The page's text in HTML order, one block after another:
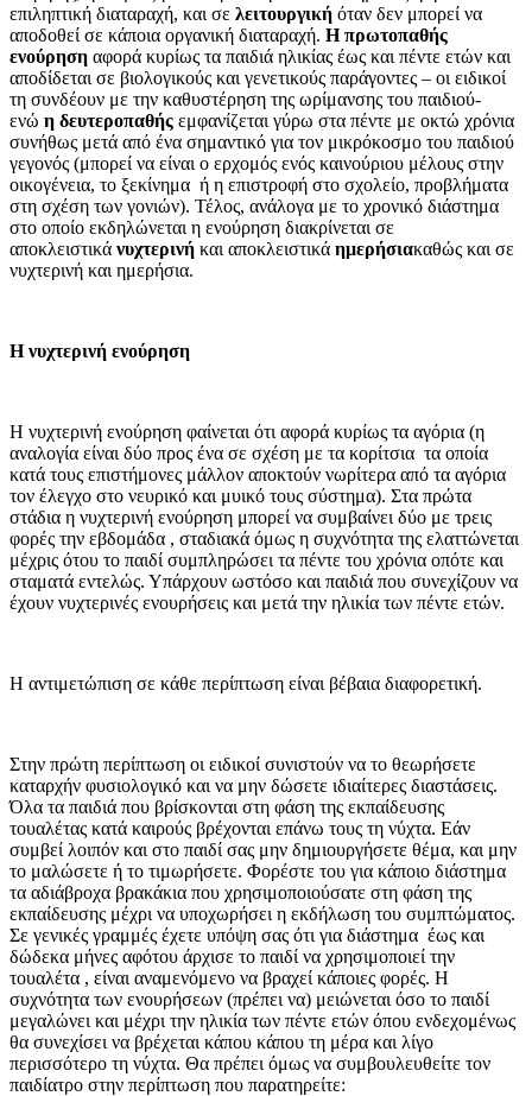
επιληπτική διαταραχή, και σε λειτουργική όταν δεν μπορεί να
αποδοθεί σε κάποια οργανική διαταραχή. Η πρωτοπαθής
ενούρηση αφορά κυρίως τα παιδιά ηλικίας έως και πέντε ετών και
αποδίδεται σε βιολογικούς και γενετικούς παράγοντες – οι ειδικοί
τη συνδέουν με την καθυστέρηση της ωρίμανσης του παιδιού-
ενώ η δευτεροπαθής εμφανίζεται γύρω στα πέντε με οκτώ χρόνια
συνήθως μετά από ένα σημαντικό για τον μικρόκοσμο του παιδιού
γεγονός (μπορεί να είναι ο ερχομός ενός καινούριου μέλους στην
οικογένεια, το ξεκίνημα ή η επιστροφή στο σχολείο, προβλήματα
στη σχέση των γονιών). Τέλος, ανάλογα με το χρονικό διάστημα
στο οποίο εκδηλώνεται η ενούρηση διακρίνεται σε
αποκλειστικά νυχτερινή και αποκλειστικά ημερήσιακαθώς και σε
νυχτερινή και ημερήσια.
Η νυχτερινή ενούρηση
Η νυχτερινή ενούρηση φαίνεται ότι αφορά κυρίως τα αγόρια (η
αναλογία είναι δύο προς ένα σε σχέση με τα κορίτσια τα οποία
κατά τους επιστήμονες μάλλον αποκτούν νωρίτερα από τα αγόρια
τον έλεγχο στο νευρικό και μυικό τους σύστημα). Στα πρώτα
στάδια η νυχτερινή ενούρηση μπορεί να συμβαίνει δύο με τρεις
φορές την εβδομάδα , σταδιακά όμως η συχνότητα της ελαττώνεται
μέχρις ότου το παιδί συμπληρώσει τα πέντε του χρόνια οπότε και
σταματά εντελώς. Υπάρχουν ωστόσο και παιδιά που συνεχίζουν να
έχουν νυχτερινές ενουρήσεις και μετά την ηλικία των πέντε ετών.
Η αντιμετώπιση σε κάθε περίπτωση είναι βέβαια διαφορετική.
Στην πρώτη περίπτωση οι ειδικοί συνιστούν να το θεωρήσετε
καταρχήν φυσιολογικό και να μην δώσετε ιδιαίτερες διαστάσεις.
Όλα τα παιδιά που βρίσκονται στη φάση της εκπαίδευσης
τουαλέτας κατά καιρούς βρέχονται επάνω τους τη νύχτα. Εάν
συμβεί λοιπόν και στο παιδί σας μην δημιουργήσετε θέμα, και μην
το μαλώσετε ή το τιμωρήσετε. Φορέστε του για κάποιο διάστημα
τα αδιάβροχα βρακάκια που χρησιμοποιούσατε στη φάση της
εκπαίδευσης μέχρι να υποχωρήσει η εκδήλωση του συμπτώματος.
Σε γενικές γραμμές έχετε υπόψη σας ότι για διάστημα έως και
δώδεκα μήνες αφότου άρχισε το παιδί να χρησιμοποιεί την
τουαλέτα , είναι αναμενόμενο να βραχεί κάποιες φορές. Η
συχνότητα των ενουρήσεων (πρέπει να) μειώνεται όσο το παιδί
μεγαλώνει και μέχρι την ηλικία των πέντε ετών όπου ενδεχομένως
θα συνεχίσει να βρέχεται κάπου κάπου τη μέρα και λίγο
περισσότερο τη νύχτα. Θα πρέπει όμως να συμβουλευθείτε τον
παιδίατρο στην περίπτωση που παρατηρείτε: